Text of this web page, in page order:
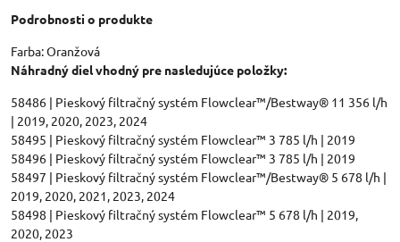
Podrobnosti o produkte
Farba: Oranžová
Náhradný diel vhodný pre nasledujúce položky:
58486 | Pieskový filtračný systém Flowclear™/Bestway® 11 356 l/h
| 2019, 2020, 2023, 2024
58495 | Pieskový filtračný systém Flowclear™ 3 785 l/h | 2019
58496 | Pieskový filtračný systém Flowclear™ 3 785 l/h | 2019
58497 | Pieskový filtračný systém Flowclear™/Bestway® 5 678 l/h |
2019, 2020, 2021, 2023, 2024
58498 | Pieskový filtračný systém Flowclear™ 5 678 l/h | 2019,
2020, 2023